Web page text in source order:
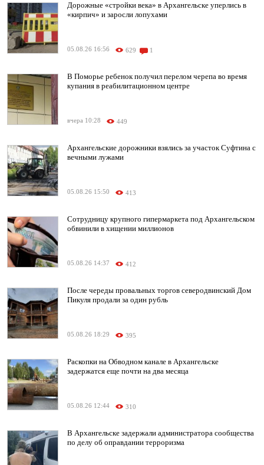
Дорожные «стройки века» в Архангельске уперлись в
«кирпич» и заросли лопухами
05.08.26 16:56 629 1
В Поморье ребенок получил перелом черепа во время
купания в реабилитационном центре
вчера 10:28 449
Архангельские дорожники взялись за участок Суфтина с
вечными лужами
05.08.26 15:50 413
Сотрудницу крупного гипермаркета под Архангельском
обвинили в хищении миллионов
05.08.26 14:37 412
После череды провальных торгов северодвинский Дом
Пикуля продали за один рубль
05.08.26 18:29 395
Раскопки на Обводном канале в Архангельске
задержатся еще почти на два месяца
05.08.26 12:44 310
В Архангельске задержали администратора сообщества
по делу об оправдании терроризма